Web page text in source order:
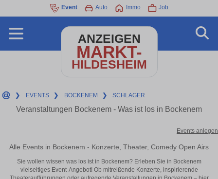
Event Auto Immo Job
ANZEIGEN
MARKT-
HILDESHEIM
❯ EVENTS ❯ BOCKENEM ❯ SCHLAGER
Veranstaltungen Bockenem - Was ist los in Bockenem
Events anlegen
Alle Events in Bockenem - Konzerte, Theater, Comedy Open Airs
Sie wollen wissen was los ist in Bockenem? Erleben Sie in Bockenem
vielseitiges Event-Angebot! Ob mitreißende Konzerte, inspirierende